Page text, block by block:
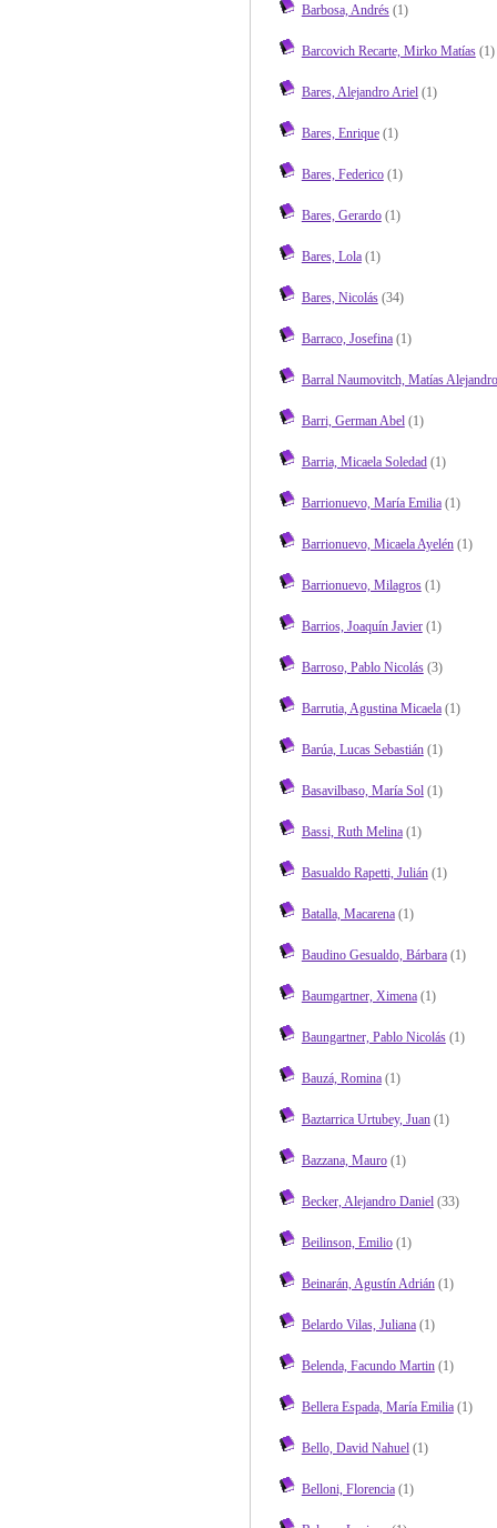
Barbosa, Andrés(1)
Barcovich Recarte, Mirko Matías(1)
Bares, Alejandro Ariel(1)
Bares, Enrique(1)
Bares, Federico(1)
Bares, Gerardo(1)
Bares, Lola(1)
Bares, Nicolás(34)
Barraco, Josefina(1)
Barral Naumovitch, Matías Alejandro
Barri, German Abel(1)
Barria, Micaela Soledad(1)
Barrionuevo, María Emilia(1)
Barrionuevo, Micaela Ayelén(1)
Barrionuevo, Milagros(1)
Barrios, Joaquín Javier(1)
Barroso, Pablo Nicolás(3)
Barrutia, Agustina Micaela(1)
Barúa, Lucas Sebastián(1)
Basavilbaso, María Sol(1)
Bassi, Ruth Melina(1)
Basualdo Rapetti, Julián(1)
Batalla, Macarena(1)
Baudino Gesualdo, Bárbara(1)
Baumgartner, Ximena(1)
Baungartner, Pablo Nicolás(1)
Bauzá, Romina(1)
Baztarrica Urtubey, Juan(1)
Bazzana, Mauro(1)
Becker, Alejandro Daniel(33)
Beilinson, Emilio(1)
Beinarán, Agustín Adrián(1)
Belardo Vilas, Juliana(1)
Belenda, Facundo Martin(1)
Bellera Espada, María Emilia(1)
Bello, David Nahuel(1)
Belloni, Florencia(1)